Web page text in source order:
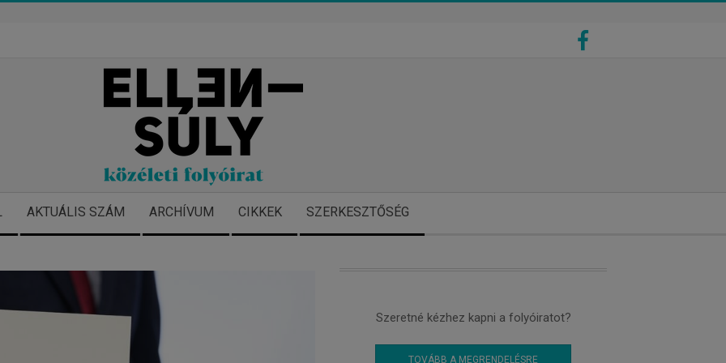
AKTUÁLIS SZÁM ARCHÍVUM CIKKEK SZERKESZTŐSÉG
Szeretné kézhez kapni a folyóiratot?
TOVÁBB A MEGRENDELÉSRE